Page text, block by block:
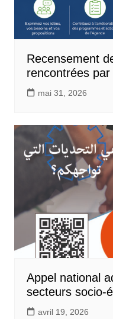
Recensement
rencontrées
mai 31, 2026
Appel national
secteurs socio-
avril 19, 2026